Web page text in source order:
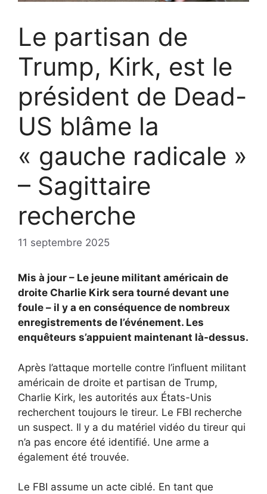
Le partisan de
Trump, Kirk, est le
président de Dead-
US blâme la
« gauche radicale »
– Sagittaire
recherche
11 septembre 2025
Mis à jour – Le jeune militant américain de
droite Charlie Kirk sera tourné devant une
foule – il y a en conséquence de nombreux
enregistrements de l’événement. Les
enquêteurs s’appuient maintenant là-dessus.
Après l’attaque mortelle contre l’influent militant
américain de droite et partisan de Trump,
Charlie Kirk, les autorités aux États-Unis
recherchent toujours le tireur. Le FBI recherche
un suspect. Il y a du matériel vidéo du tireur qui
n’a pas encore été identifié. Une arme a
également été trouvée.
Le FBI assume un acte ciblé. En tant que